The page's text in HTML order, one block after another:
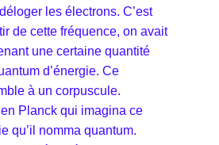
les électrons. C’est
de cette fréquence, on avait
une certaine quantité
d’énergie. Ce
à un corpuscule.
Planck qui imagina ce
qu’il nomma quantum.